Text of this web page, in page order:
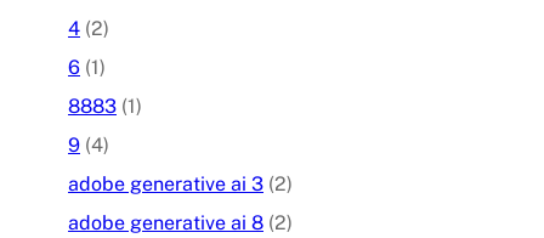
4 (2)
6 (1)
8883 (1)
9 (4)
adobe generative ai 3 (2)
adobe generative ai 8 (2)